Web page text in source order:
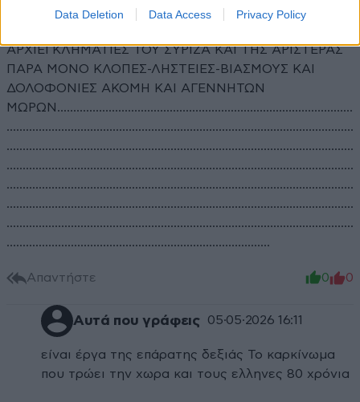
Data Deletion Data Access Privacy Policy
ΑΡΧΙΕΓΚΛΗΜΑΤΙΕΣ ΤΟΥ ΣΥΡΙΖΑ ΚΑΙ ΤΗΣ ΑΡΙΣΤΕΡΑΣ
ΠΑΡΑ ΜΟΝΟ ΚΛΟΠΕΣ-ΛΗΣΤΕΙΕΣ-ΒΙΑΣΜΟΥΣ ΚΑΙ
ΔΟΛΟΦΟΝΙΕΣ ΑΚΟΜΗ ΚΑΙ ΑΓΕΝΝΗΤΩΝ
ΜΩΡΩΝ............................................................................................
............................................................................................................
............................................................................................................
............................................................................................................
............................................................................................................
............................................................................................................
............................................................................................................
..................................................................................
Απαντήστε 0 0
Αυτά που γράφεις 05·05·2026 16:11
είναι έργα της επάρατης δεξιάς Το καρκίνωμα
που τρώει την χωρα και τους ελληνες 80 χρόνια